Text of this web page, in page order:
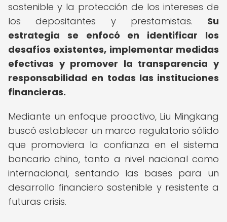
sostenible y la protección de los intereses de
los depositantes y prestamistas. Su
estrategia se enfocó en identificar los
desafíos existentes, implementar medidas
efectivas y promover la transparencia y
responsabilidad en todas las instituciones
financieras.
Mediante un enfoque proactivo, Liu Mingkang
buscó establecer un marco regulatorio sólido
que promoviera la confianza en el sistema
bancario chino, tanto a nivel nacional como
internacional, sentando las bases para un
desarrollo financiero sostenible y resistente a
futuras crisis.